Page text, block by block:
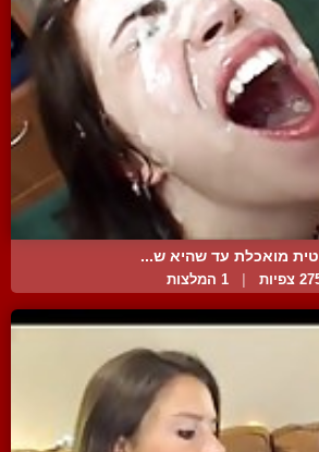
מואכלת עד שהיא ש...
צפיות 1 המלצות